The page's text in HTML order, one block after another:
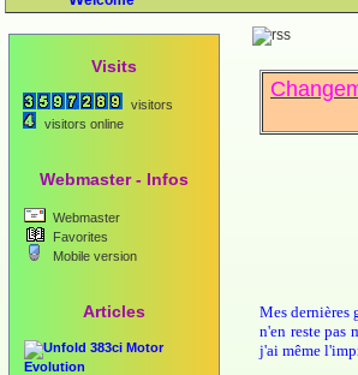
Visits
visitors
visitors online
Webmaster - Infos
Webmaster
Favorites
Mobile version
Articles
383ci Motor
Evolution
Mes dernières
n'en reste pas
j'ai même